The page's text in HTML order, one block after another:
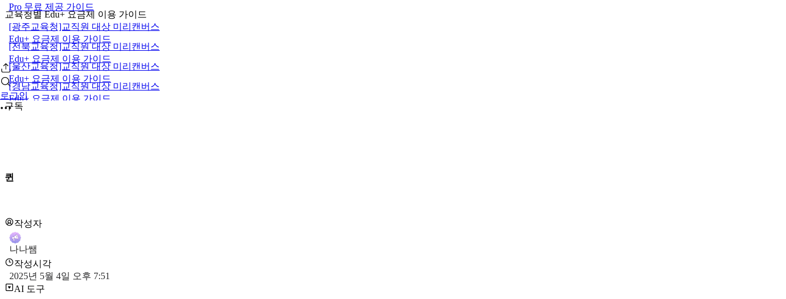
로그인
Pro 무료 제공 가이드
교육청별 Edu+ 요금제 이용 가이드
[광주교육청]교직원 대상 미리캔버스
Edu+ 요금제 이용 가이드
[전북교육청]교직원 대상 미리캔버스
Edu+ 요금제 이용 가이드
[울산교육청]교직원 대상 미리캔버스
Edu+ 요금제 이용 가이드
[경남교육청]교직원 대상 미리캔버스
Edu+ 요금제 이용 가이드
구독
퀸
작성자
나나쌤
작성시각
2025년 5월 4일 오후 7:51
AI 도구